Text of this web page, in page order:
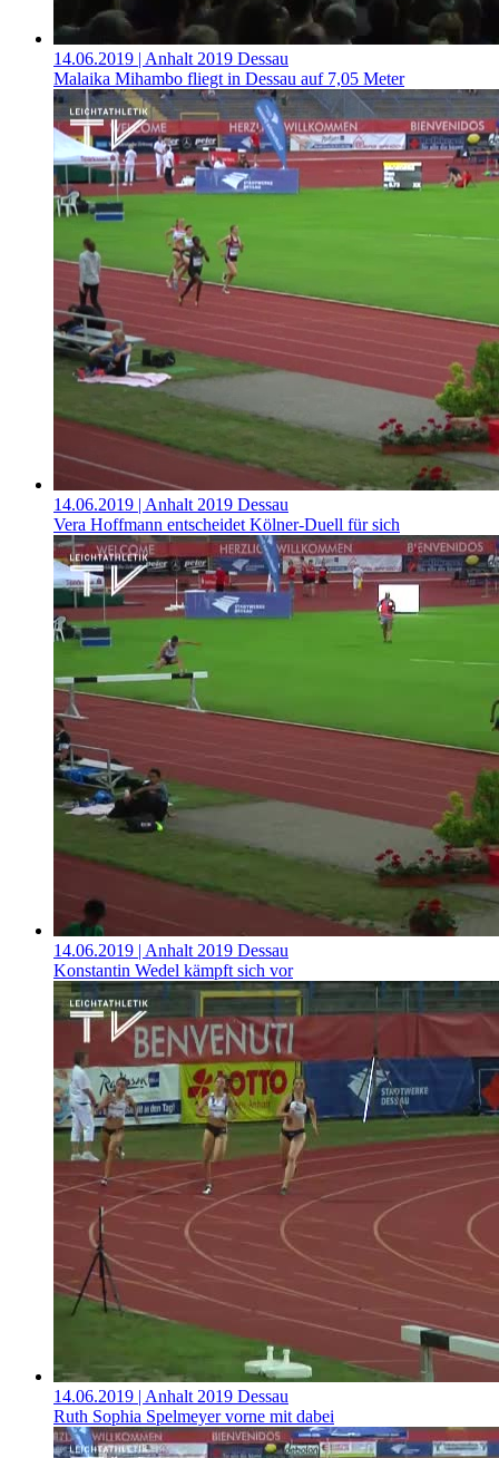
14.06.2019 | Anhalt 2019 Dessau
Malaika Mihambo fliegt in Dessau auf 7,05 Meter
14.06.2019 | Anhalt 2019 Dessau
Vera Hoffmann entscheidet Kölner-Duell für sich
14.06.2019 | Anhalt 2019 Dessau
Konstantin Wedel kämpft sich vor
14.06.2019 | Anhalt 2019 Dessau
Ruth Sophia Spelmeyer vorne mit dabei